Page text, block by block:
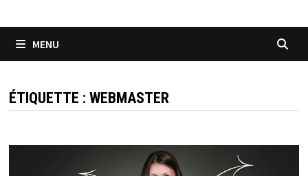
MENU
ÉTIQUETTE : WEBMASTER